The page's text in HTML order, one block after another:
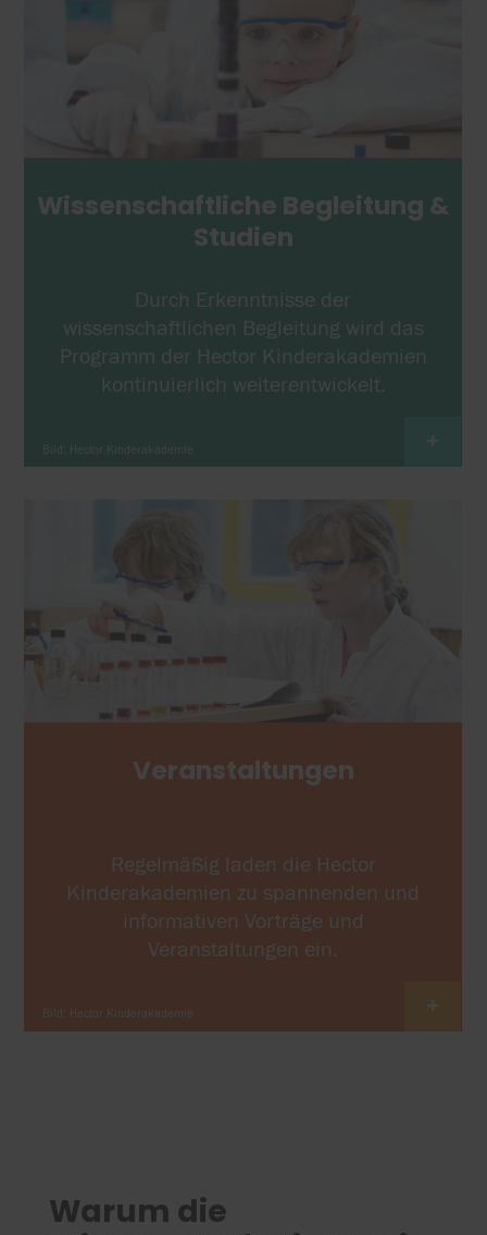
Wissenschaftliche Begleitung &
Studien
Durch Erkenntnisse der
wissenschaftlichen Begleitung wird das
Programm der Hector Kinderakademien
kontinuierlich weiterentwickelt.
+
Veranstaltungen
Regelmäßig laden die Hector
Kinderakademien zu spannenden und
informativen Vorträge und
Veranstaltungen ein.
+
Warum die